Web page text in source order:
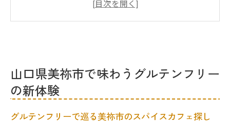
スパイス吞みも叶うグルテンフリーの新提
案
地域の旬とハーブを活かした料理ポイント
山口県美祢市で味わうグルテンフリー
の新体験
グルテンフリーで巡る美祢市のスパイスカフェ探し